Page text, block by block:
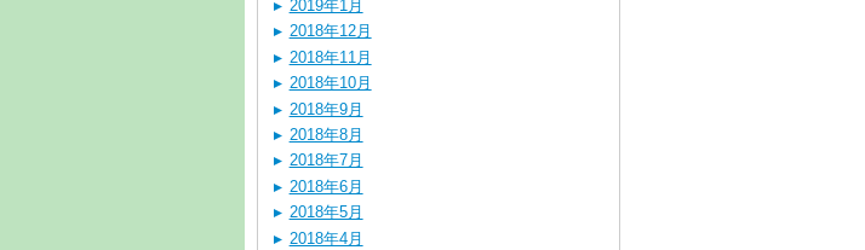
2019年1月
2018年12月
2018年11月
2018年10月
2018年9月
2018年8月
2018年7月
2018年6月
2018年5月
2018年4月